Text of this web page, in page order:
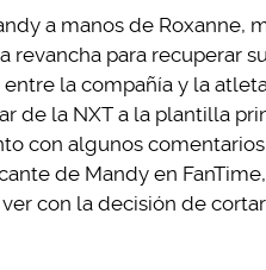
a manos de Roxanne,
revancha para recuperar
la compañía y la
de la NXT a la plantilla
con algunos
de Mandy en
con la decisión de